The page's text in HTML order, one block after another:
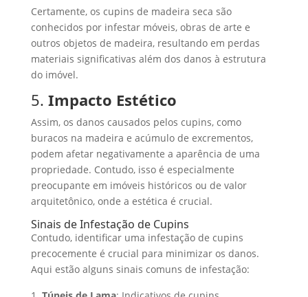
Certamente, os cupins de madeira seca são
conhecidos por infestar móveis, obras de arte e
outros objetos de madeira, resultando em perdas
materiais significativas além dos danos à estrutura
do imóvel.
5. Impacto Estético
Assim, os danos causados pelos cupins, como
buracos na madeira e acúmulo de excrementos,
podem afetar negativamente a aparência de uma
propriedade. Contudo, isso é especialmente
preocupante em imóveis históricos ou de valor
arquitetônico, onde a estética é crucial.
Sinais de Infestação de Cupins
Contudo, identificar uma infestação de cupins
precocemente é crucial para minimizar os danos.
Aqui estão alguns sinais comuns de infestação: